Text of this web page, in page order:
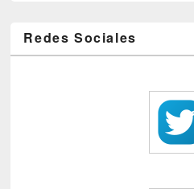
Redes Sociales